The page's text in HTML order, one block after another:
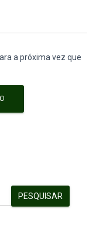
a próxima vez que
PESQUISAR